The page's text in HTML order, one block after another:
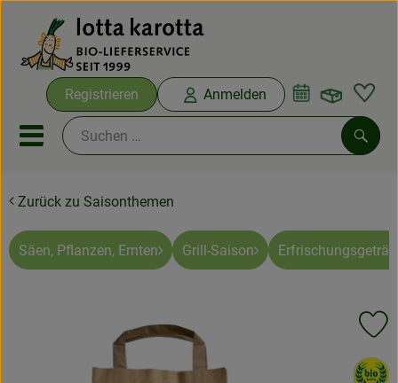
Registrieren Anmelden
Mobiles Menu öffnen oder
Ökokisten
Bio-Kochboxen
Saisonthemen
Zurück zu Saisonthemen
Säen, Pflanzen, Ernten Grill-Saison
, Verband: